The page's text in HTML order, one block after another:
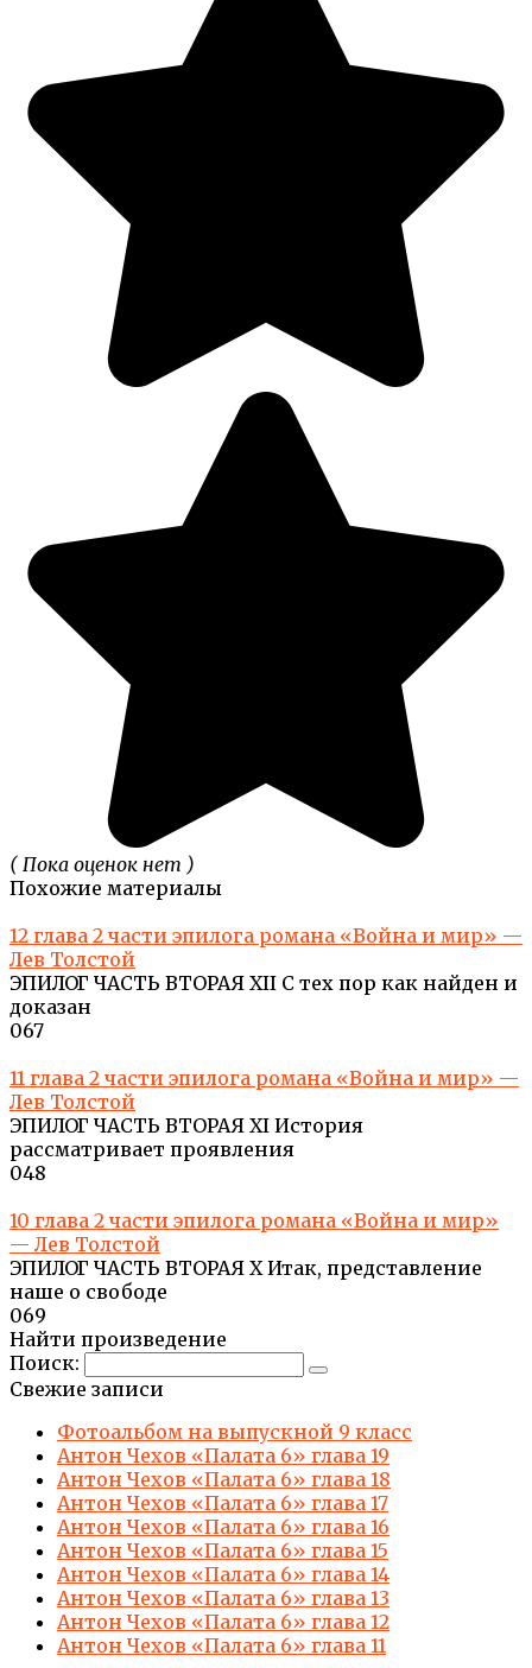
( Пока оценок нет )
Похожие материалы
12 глава 2 части эпилога романа «Война и мир» —
Лев Толстой
ЭПИЛОГ ЧАСТЬ ВТОРАЯ XII С тех пор как найден и
доказан
067
11 глава 2 части эпилога романа «Война и мир» —
Лев Толстой
ЭПИЛОГ ЧАСТЬ ВТОРАЯ XI История
рассматривает проявления
048
10 глава 2 части эпилога романа «Война и мир»
— Лев Толстой
ЭПИЛОГ ЧАСТЬ ВТОРАЯ X Итак, представление
наше о свободе
069
Найти произведение
Поиск:
Свежие записи
Фотоальбом на выпускной 9 класс
Антон Чехов «Палата 6» глава 19
Антон Чехов «Палата 6» глава 18
Антон Чехов «Палата 6» глава 17
Антон Чехов «Палата 6» глава 16
Антон Чехов «Палата 6» глава 15
Антон Чехов «Палата 6» глава 14
Антон Чехов «Палата 6» глава 13
Антон Чехов «Палата 6» глава 12
Антон Чехов «Палата 6» глава 11